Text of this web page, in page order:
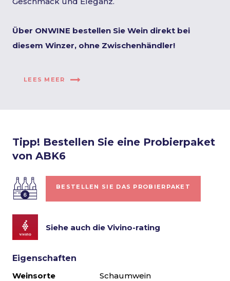
Über ONWINE bestellen Sie Wein direkt bei
diesem Winzer, ohne Zwischenhändler!
LEES MEER
Tipp! Bestellen Sie eine Probierpaket
von ABK6
BESTELLEN SIE DAS PROBIERPAKET
Siehe auch die Vivino-rating
Eigenschaften
Weinsorte
Schaumwein